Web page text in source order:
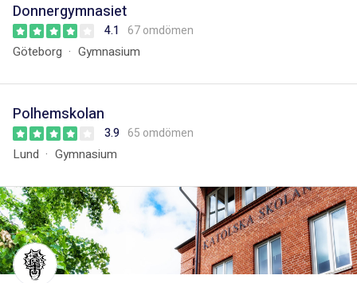
Donnergymnasiet
4.1 67 omdömen
Göteborg Gymnasium
Polhemskolan
3.9 65 omdömen
Lund Gymnasium